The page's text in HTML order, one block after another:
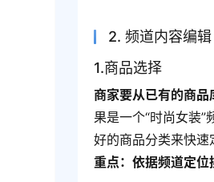
2. 频道内容编辑
1.商品选择
商家要从已有的商
果是一个“时尚女装
好的商品分类来快
重点：依据频道定位